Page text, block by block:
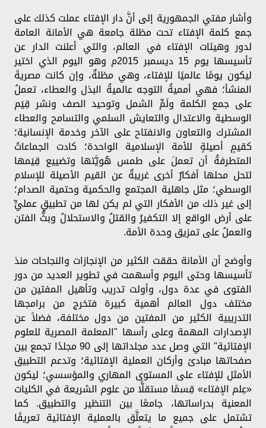
وأشار مفتي الجمهورية إلى أنَّ دار الإفتاء عملت كذلك على
جمع كلمة الإفتاء تحت مظلة جامعة هي الأمانة العامة
لدور وهيئات الإفتاء في العالم، والتي أعلنت الدار عن
تأسيسها يوم 15 ديسمبر 2015م وهو اليوم الذي اختير
ليكون يومًا عالميًا للإفتاء، وهي مظلةٌ، وإن كانت مصريةَ
المنشأ؛ فهي أمميةُ التوجه عالميةُ البذل والعطاء، تعملُ
على جمع الكلمة ولَمِّ الشمل وتوحيد الصف ونشر قِيَم
الوسطية والاعتدال والتعايش السلمي والتسامح والعطاء
المشترك والتعاون والانفتاح على الآخر وخدمة الإنسانية؛
كقيمٍ أصيلةٍ للأمة الإسلامية الواحدة؛ كادت الجماعاتُ
المتطرفةُ أن تعملَ على طمس هُويَّتها وتضييع قِيَمها
لتحل محلها أفكارٌ أخرى غريبةٌ عن القيم الأصيلة للإسلام
الوسطي؛ مثل جاهلية المجتمع والحكمية وحتمية الصدام؛
إلى غير ذلك من الأفكار التي لم يكن لها من تطبيقٍ عمليٍّ
على أرض الواقع إلا التكفيرُ والقتلُ والاستحلالُ وبثُّ الفتن
والعملُ على تمزيق وحدة الأمة.
وأوضح أن الأمانة حققت الكثير من الإنجازات والنجاحات منذ
تأسيسها وحتى اليوم وأسهمت في تطوير العديد من دور
الفتوى في عدة دول، وأولت تدريب وتأهيل المفتين من
مختلف دول العالم أهمية كبيرة فتخرج من برامجها
التدريبية الكثير من المفتين من دول مختلفة، فضلاً عن
الإصدارات المهمة وعلى رأسها "المعلمة المصرية للعلوم
الإفتائية" التي وصل عدد مجلداتها إلى 90 مجلدًا تجمع بين
صفحاتها مبادئ وأركان العملية الإفتائية؛ وتدعم التطبيق
الأمثل للإفتاء على المستوى المهاري والمؤسسي؛ ليكون
«عِلم الإفتاء» قِسمًا مستقلًّا من علوم الشريعة في الكليات
المعنية بدراساتها، جامعًا بين التنظير والتطبيق. كما
تشتمل على جميع ما يتعلَّق بالعملية الإفتائية تعريفًا